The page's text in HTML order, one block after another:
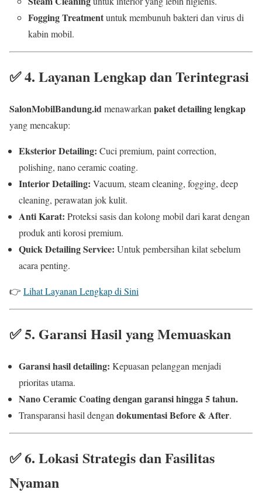
Fogging Treatmentuntuk membunuh bakteri dan virus di
kabin mobil.
✅4. Layanan Lengkap dan Terintegrasi
SalonMobilBandung.idmenawarkan paket detailing lengkap
yang mencakup:
Eksterior Detailing: Cuci premium, paint correction,
polishing, nano ceramic coating.
Interior Detailing: Vacuum, steam cleaning, fogging, deep
cleaning, perawatan jok kulit.
Anti Karat: Proteksi sasis dan kolong mobil dari karat dengan
produk anti korosi premium.
Quick Detailing Service: Untuk pembersihan kilat sebelum
acara penting.
👉 Lihat Layanan Lengkap di Sini
✅5. Garansi Hasil yang Memuaskan
Garansi hasil detailing: Kepuasan pelanggan menjadi
prioritas utama.
Nano Ceramic Coating dengan garansi hingga 5 tahun.
Transparansi hasil dengan dokumentasi Before & After.
✅6. Lokasi Strategis dan Fasilitas
Nyaman